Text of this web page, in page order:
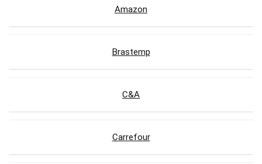
Amazon
Brastemp
C&A
Carrefour